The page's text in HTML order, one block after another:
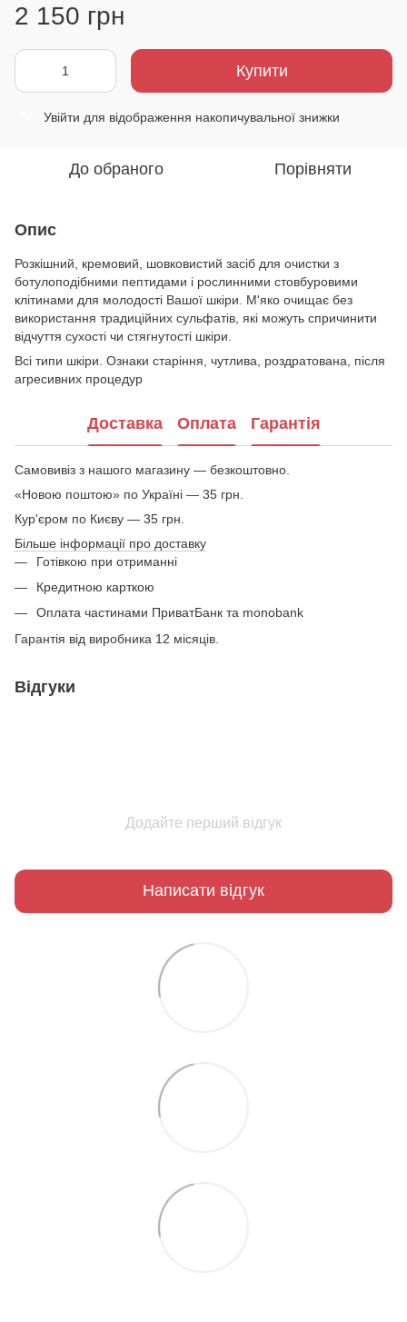
2 150 грн
Купити
Увійти для відображення накопичувальної знижки
До обраного Порівняти
Опис
Розкішний, кремовий, шовковистий засіб для очистки з
ботулоподібними пептидами і рослинними стовбуровими
клітинами для молодості Вашої шкіри. М'яко очищає без
використання традиційних сульфатів, які можуть спричинити
відчуття сухості чи стягнутості шкіри.
Всі типи шкіри. Ознаки старіння, чутлива, роздратована, після
агресивних процедур
Доставка Оплата Гарантія
Самовивіз з нашого магазину — безкоштовно.
«Новою поштою» по Україні — 35 грн.
Кур'єром по Києву — 35 грн.
Більше інформації про доставку
Готівкою при отриманні
Кредитною карткою
Оплата частинами ПриватБанк та monobank
Гарантія від виробника 12 місяців.
Відгуки
Додайте перший відгук
Написати відгук